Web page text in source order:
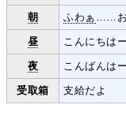
朝 ふわぁ ……
昼 こんにちは
夜 こんばんは
受取箱 支給だよ